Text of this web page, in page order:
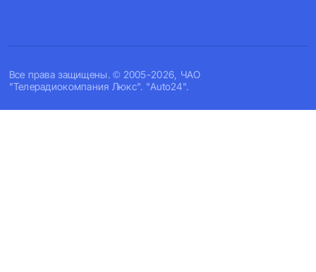
Все права защищены. © 2005-2026, ЧАО
"Телерадиокомпания Люкс". "Auto24".